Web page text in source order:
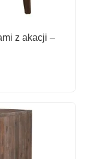
z akacji –